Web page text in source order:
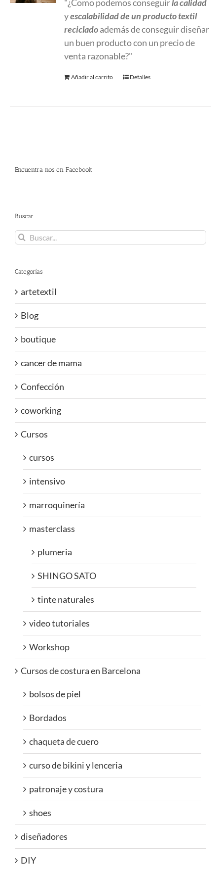
"¿Como podemos conseguirla calidad
yescalabilidadde un producto textil
recicladoademás de conseguir diseñar
un buen producto con un precio de
venta razonable?"
Añadir al carrito Detalles
Encuentra nos en Facebook
Buscar
Buscar:
Categorías
artetextil
Blog
boutique
cancer de mama
Confección
coworking
Cursos
cursos
intensivo
marroquinería
masterclass
plumeria
SHINGO SATO
tinte naturales
video tutoriales
Workshop
Cursos de costura en Barcelona
bolsos de piel
Bordados
chaqueta de cuero
curso de bikini y lenceria
patronaje y costura
shoes
diseñadores
DIY